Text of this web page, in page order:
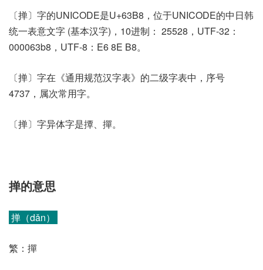
〔掸〕字的UNICODE是U+63B8，位于UNICODE的中日韩
统一表意文字 (基本汉字)，10进制： 25528，UTF-32：
000063b8，UTF-8：E6 8E B8。
〔掸〕字在《通用规范汉字表》的二级字表中，序号
4737，属次常用字。
〔掸〕字异体字是撢、撣。
掸的意思
掸（dǎn）
繁：撣